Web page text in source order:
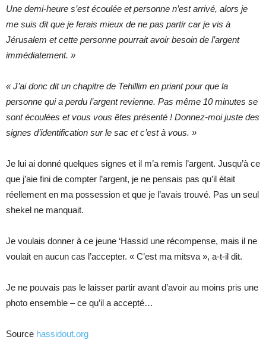
Une demi-heure s’est écoulée et personne n’est arrivé, alors je
me suis dit que je ferais mieux de ne pas partir car je vis à
Jérusalem et cette personne pourrait avoir besoin de l’argent
immédiatement. »
« J’ai donc dit un chapitre de Tehillim en priant pour que la
personne qui a perdu l’argent revienne. Pas même 10 minutes se
sont écoulées et vous vous êtes présenté ! Donnez-moi juste des
signes d’identification sur le sac et c’est à vous. »
Je lui ai donné quelques signes et il m’a remis l’argent. Jusqu’à ce
que j’aie fini de compter l’argent, je ne pensais pas qu’il était
réellement en ma possession et que je l’avais trouvé. Pas un seul
shekel ne manquait.
Je voulais donner à ce jeune ‘Hassid une récompense, mais il ne
voulait en aucun cas l’accepter. « C’est ma mitsva », a-t-il dit.
Je ne pouvais pas le laisser partir avant d’avoir au moins pris une
photo ensemble – ce qu’il a accepté…
Source hassidout.org